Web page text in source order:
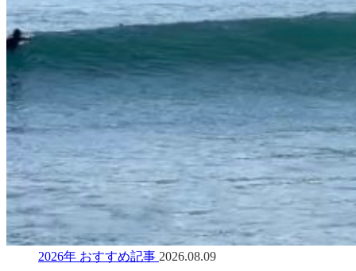
2026年 おすすめ記事 2026.08.09